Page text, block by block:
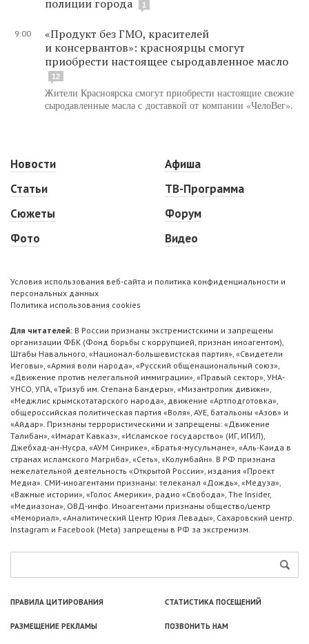
полиции города
1
9:00
«Продукт без ГМО, красителей
и консервантов»: красноярцы смогут
приобрести настоящее сыродавленное масло
12
Жители Красноярска смогут приобрести настоящие свежие
сыродавленные масла с доставкой от компании «ЧелоВег».
Новости
Статьи
Сюжеты
Фото
Афиша
ТВ-Программа
Форум
Видео
Условия использования веб-сайта и политика конфиденциальности и
персональных данных
Политика использования cookies
Для читателей: В России признаны экстремистскими и запрещены
организации ФБК (Фонд борьбы с коррупцией, признан иноагентом),
Штабы Навального, «Национал-большевистская партия», «Свидетели
Иеговы», «Армия воли народа», «Русский общенациональный союз»,
«Движение против нелегальной иммиграции», «Правый сектор», УНА-
УНСО, УПА, «Тризуб им. Степана Бандеры», «Мизантропик дивижн»,
«Меджлис крымскотатарского народа», движение «Артподготовка»,
общероссийская политическая партия «Воля», АУЕ, батальоны «Азов» и
«Айдар». Признаны террористическими и запрещены: «Движение
Талибан», «Имарат Кавказ», «Исламское государство» (ИГ, ИГИЛ),
Джебхад-ан-Нусра, «АУМ Синрике», «Братья-мусульмане», «Аль-Каида в
странах исламского Магриба», «Сеть», «Колумбайн». В РФ признана
нежелательной деятельность «Открытой России», издания «Проект
Медиа». СМИ-иноагентами признаны: телеканал «Дождь», «Медуза»,
«Важные истории», «Голос Америки», радио «Свобода», The Insider,
«Медиазона», ОВД-инфо. Иноагентами признаны общество/центр
«Мемориал», «Аналитический Центр Юрия Левады», Сахаровский центр.
Instagram и Facebook (Metа) запрещены в РФ за экстремизм.
ПРАВИЛА ЦИТИРОВАНИЯ СТАТИСТИКА ПОСЕЩЕНИЙ
РАЗМЕЩЕНИЕ РЕКЛАМЫ ПОЗВОНИТЬ НАМ